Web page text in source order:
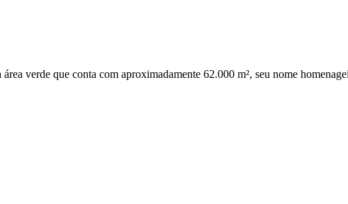
verde que conta com aproximadamente 62.000 m², seu nome